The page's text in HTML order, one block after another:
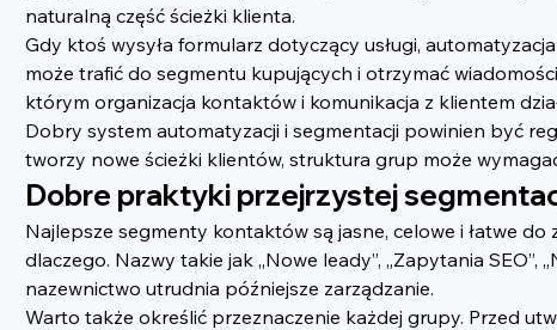
naturalną część ścieżki klienta.
Gdy ktoś wysyła formularz dotyczący usługi,
może trafić do segmentu kupujących i otrzymać
którym organizacja kontaktów i komunikacja z klientem
Dobry system automatyzacji i segmentacji powinien być
tworzy nowe ścieżki klientów, struktura grup może
Dobre praktyki przejrzystej
Najlepsze segmenty kontaktów są jasne, celowe i łatwe
dlaczego. Nazwy takie jak „Nowe leady”, „Zapytania
nazewnictwo utrudnia późniejsze zarządzanie.
Warto także określić przeznaczenie każdej grupy. Przed